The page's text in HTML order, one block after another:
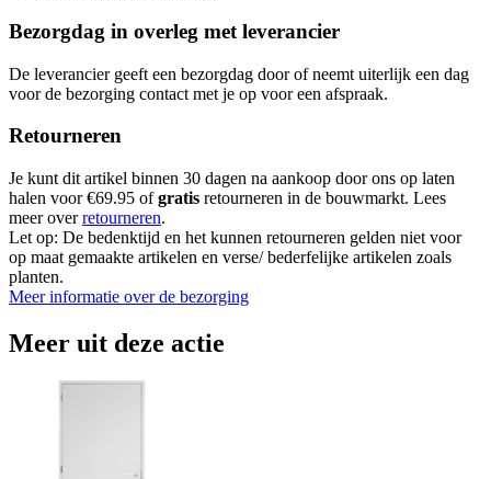
Bezorgdag in overleg met leverancier
De leverancier geeft een bezorgdag door of neemt uiterlijk een dag
voor de bezorging contact met je op voor een afspraak.
Retourneren
Je kunt dit artikel binnen 30 dagen na aankoop door ons op laten
halen voor €69.95 ofgratis retourneren in de bouwmarkt. Lees
meer overretourneren.
Let op: De bedenktijd en het kunnen retourneren gelden niet voor
op maat gemaakte artikelen en verse/ bederfelijke artikelen zoals
planten.
Meer informatie over de bezorging
Meer uit deze actie